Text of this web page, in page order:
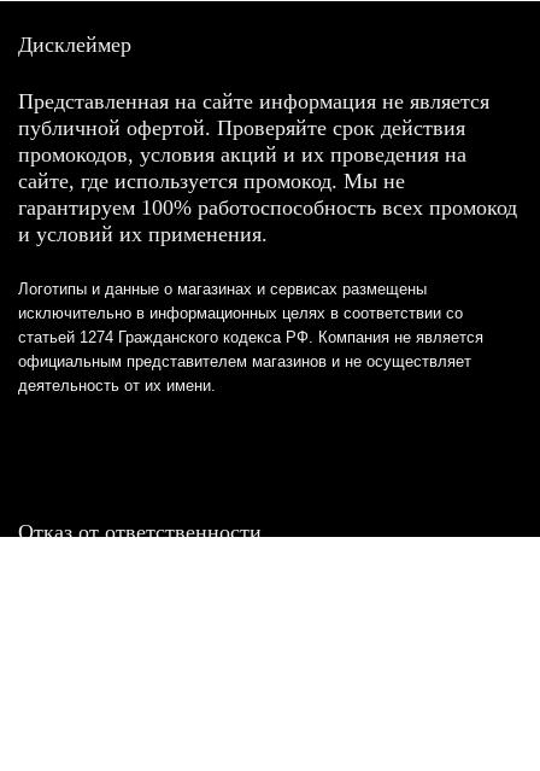
Дисклеймер
Представленная на сайте информация не является
публичной офертой. Проверяйте срок действия
промокодов, условия акций и их проведения на
сайте, где используется промокод. Мы не
гарантируем 100% работоспособность всех промокод
и условий их применения.
Логотипы и данные о магазинах и сервисах размещены
исключительно в информационных целях в соответствии со
статьей 1274 Гражданского кодекса РФ. Компания не является
официальным представителем магазинов и не осуществляет
деятельность от их имени.
Отказ от ответственности